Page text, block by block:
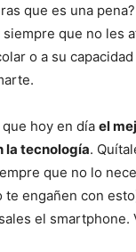
que es una
que no les
o a su
hoy en día el
la tecnología.
que no lo
te engañen con
el smartphone.